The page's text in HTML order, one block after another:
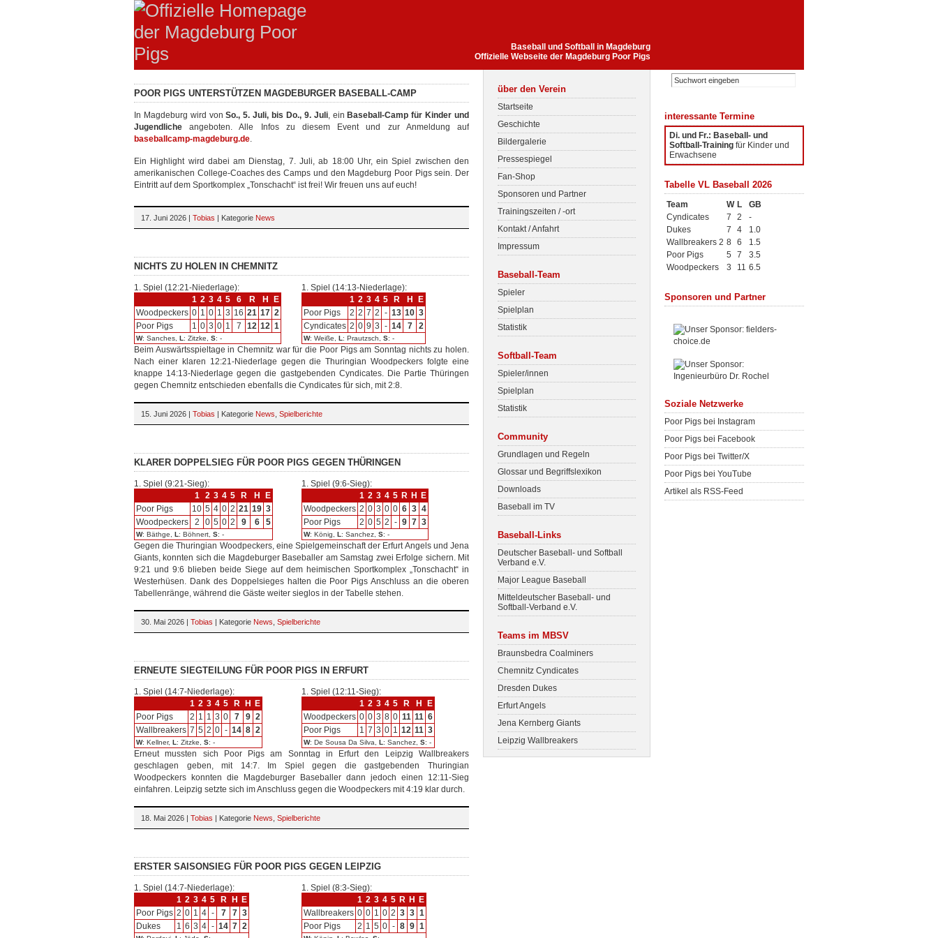
Baseball und Softball in Magdeburg
Offizielle Webseite der Magdeburg Poor Pigs
POOR PIGS UNTERSTÜTZEN MAGDEBURGER BASEBALL-CAMP
In Magdeburg wird vonSo., 5. Juli, bis Do., 9. Juli, ein Baseball-Camp für Kinder und
Jugendliche angeboten. Alle Infos zu diesem Event und zur Anmeldung auf
baseballcamp-magdeburg.de.
Ein Highlight wird dabei am Dienstag, 7. Juli, ab 18:00 Uhr, ein Spiel zwischen den
amerikanischen College-Coaches des Camps und den Magdeburg Poor Pigs sein. Der
Eintritt auf dem Sportkomplex „Tonschacht“ ist frei! Wir freuen uns auf euch!
17. Juni 2026 | Tobias | Kategorie News
NICHTS ZU HOLEN IN CHEMNITZ
1. Spiel (12:21-Niederlage):
1 2 3 4 5 6 R H
E
Woodpeckers 0 1 0 1 3 16 21 17 2
Poor Pigs
1 0 3 0 1 7 12 12 1
W: Sanches, L : Zitzke, S: -
1. Spiel (14:13-Niederlage):
1 2 3 4 5 R H
E
Poor Pigs
2 2 7 2 - 13 10 3
Cyndicates 2 0 9 3 - 14 7 2
W: Weiße, L : Prautzsch, S: -
Beim Auswärtsspieltage in Chemnitz war für die Poor Pigs am Sonntag nichts zu holen.
Nach einer klaren 12:21-Niederlage gegen die Thuringian Woodpeckers folgte eine
knappe 14:13-Niederlage gegen die gastgebenden Cyndicates. Die Partie Thüringen
gegen Chemnitz entschieden ebenfalls die Cyndicates für sich, mit 2:8.
15. Juni 2026 | Tobias | Kategorie News Spielberichte
KLARER DOPPELSIEG FÜR POOR PIGS GEGEN THÜRINGEN
1. Spiel (9:21-Sieg):
1
2 3 4 5 R H
E
Poor Pigs
10 5 4 0 2 21 19 3
Woodpeckers
2 0 5 0 2 9 6 5
W: Bäthge, L : Böhnert, S: -
1. Spiel (9:6-Sieg):
1 2 3 4 5 R H
E
Woodpeckers 2 0 3 0 0 6 3 4
Poor Pigs
2 0 5 2 - 9 7 3
W: König, L : Sanchez, S: -
Gegen die Thuringian Woodpeckers, eine Spielgemeinschaft der Erfurt Angels und Jena
Giants, konnten sich die Magdeburger Baseballer am Samstag zwei Erfolge sichern. Mit
9:21 und 9:6 blieben beide Siege auf dem heimischen Sportkomplex „Tonschacht“ in
Westerhüsen. Dank des Doppelsieges halten die Poor Pigs Anschluss an die oberen
Tabellenränge, während die Gäste weiter sieglos in der Tabelle stehen.
30. Mai 2026 | Tobias | Kategorie News Spielberichte
ERNEUTE SIEGTEILUNG FÜR POOR PIGS IN ERFURT
1. Spiel (14:7-Niederlage):
1 2 3 4 5 R H
E
Poor Pigs
2 1 1 3 0 7 9 2
Wallbreakers 7 5 2 0 - 14 8 2
W: Kellner, L : Zitzke, S: -
1. Spiel (12:11-Sieg):
1 2 3 4 5 R H
E
Woodpeckers 0 0 3 8 0 11 11 6
Poor Pigs
1 7 3 0 1 12 11 3
W: De Sousa Da Silva, L : Sanchez, S: -
Erneut mussten sich Poor Pigs am Sonntag in Erfurt den Leipzig Wallbreakers
geschlagen geben, mit 14:7. Im Spiel gegen die gastgebenden Thuringian
Woodpeckers konnten die Magdeburger Baseballer dann jedoch einen 12:11-Sieg
einfahren. Leipzig setzte sich im Anschluss gegen die Woodpeckers mit 4:19 klar durch.
18. Mai 2026 | Tobias | Kategorie News Spielberichte
ERSTER SAISONSIEG FÜR POOR PIGS GEGEN LEIPZIG
1. Spiel (14:7-Niederlage):
1 2 3 4 5 R H
E
Poor Pigs 2 0 1 4 - 7 7 3
Dukes
1 6 3 4 - 14 7 2
1. Spiel (8:3-Sieg):
1 2 3 4 5 R H
E
Wallbreakers 0 0 1 0 2 3 3 1
Poor Pigs
2 1 5 0 - 8 9 1
über den Verein
Startseite
Geschichte
Bildergalerie
Pressespiegel
Fan-Shop
Sponsoren und Partner
Trainingszeiten / -ort
Kontakt / Anfahrt
Impressum
Baseball-Team
Spieler
Spielplan
Statistik
Softball-Team
Spieler/innen
Spielplan
Statistik
Community
Grundlagen und Regeln
Glossar und Begriffslexikon
Downloads
Baseball im TV
Baseball-Links
Deutscher Baseball- und Softball
Verband e.V.
Major League Baseball
Mitteldeutscher Baseball- und
Softball-Verband e.V.
Teams im MBSV
Braunsbedra Coalminers
Chemnitz Cyndicates
Dresden Dukes
Erfurt Angels
Jena Kernberg Giants
Leipzig Wallbreakers
interessante Termine
Di. und Fr.: Baseball- und
Softball-Training für Kinder und
Erwachsene
Tabelle VL Baseball 2026
Team W L
GB
Cyndicates
7 2
-
Dukes
7 4
1.0
Wallbreakers 2 8 6
1.5
Poor Pigs
5 7
3.5
Woodpeckers
3 11 6.5
Sponsoren und Partner
Soziale Netzwerke
Poor Pigs bei Instagram
Poor Pigs bei Facebook
Poor Pigs bei Twitter/X
Poor Pigs bei YouTube
Artikel als RSS-Feed